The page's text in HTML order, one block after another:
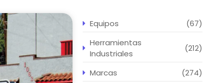
Equipos
(67)
Herramientas
Industriales
(212)
Marcas (274)